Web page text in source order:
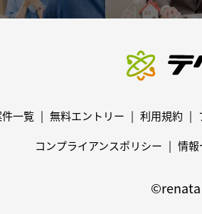
一覧 無料エントリー 利用規約
コンプライアンスポリシー
情報
©renata